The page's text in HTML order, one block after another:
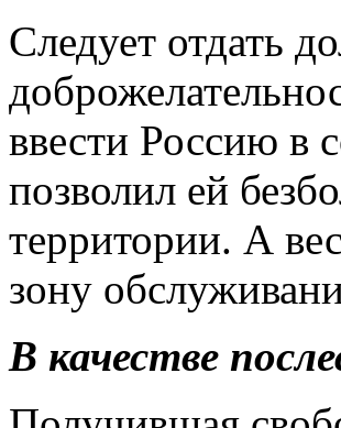
Следует отдать
ввести Россию в
позволил ей
территории. А
зону
В качестве